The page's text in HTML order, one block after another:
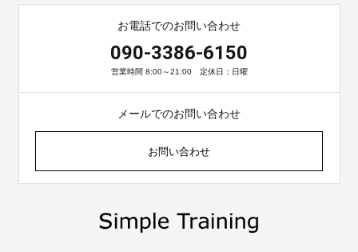
お電話でのお問い合わせ
090-3386-6150
営業時間 8:00～21:00 定休日：日曜
メールでのお問い合わせ
お問い合わせ